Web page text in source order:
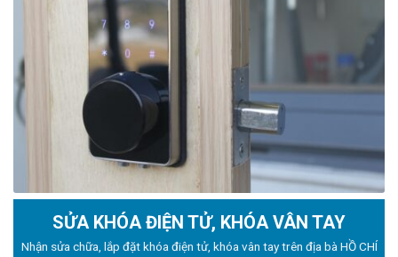
SỬA KHÓA ĐIỆN TỬ, KHÓA VÂN TAY
Nhận sửa chữa, lắp đặt khóa điện tử, khóa vân tay trên địa bà HỒ CHÍ